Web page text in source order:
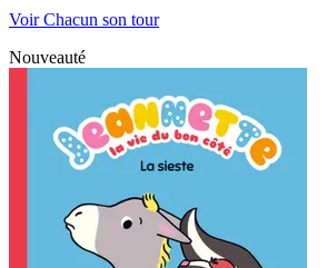
Voir Chacun son tour
Nouveauté